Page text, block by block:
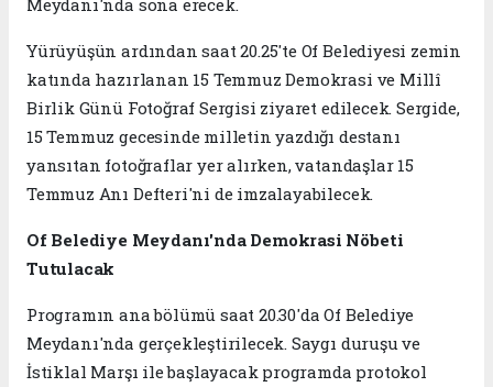
Yürüyüşün ardından saat 20.25'te Of Belediyesi zemin
katında hazırlanan 15 Temmuz Demokrasi ve Millî
Birlik Günü Fotoğraf Sergisi ziyaret edilecek. Sergide,
15 Temmuz gecesinde milletin yazdığı destanı
yansıtan fotoğraflar yer alırken, vatandaşlar 15
Temmuz Anı Defteri'ni de imzalayabilecek.
Of Belediye Meydanı'nda Demokrasi Nöbeti
Tutulacak
Programın ana bölümü saat 20.30'da Of Belediye
Meydanı'nda gerçekleştirilecek. Saygı duruşu ve
İstiklal Marşı ile başlayacak programda protokol